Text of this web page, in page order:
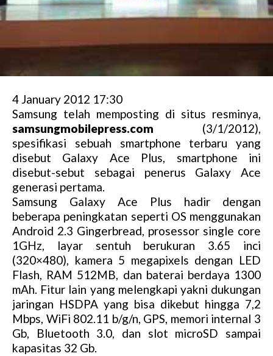
4 January 2012 17:30
Samsung telah memposting di situs resminya,
samsungmobilepress.com (3/1/2012),
spesifikasi sebuah smartphone terbaru yang
disebut Galaxy Ace Plus, smartphone ini
disebut-sebut sebagai penerus Galaxy Ace
generasi pertama.
Samsung Galaxy Ace Plus hadir dengan
beberapa peningkatan seperti OS menggunakan
Android 2.3 Gingerbread, prosessor single core
1GHz, layar sentuh berukuran 3.65 inci
(320×480), kamera 5 megapixels dengan LED
Flash, RAM 512MB, dan baterai berdaya 1300
mAh. Fitur lain yang melengkapi yakni dukungan
jaringan HSDPA yang bisa dikebut hingga 7,2
Mbps, WiFi 802.11 b/g/n, GPS, memori internal 3
Gb, Bluetooth 3.0, dan slot microSD sampai
kapasitas 32 Gb.